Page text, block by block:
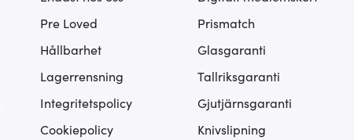
Pre Loved
Hållbarhet
Lagerrensning
Integritetspolicy
Cookiepolicy
Prismatch
Glasgaranti
Tallriksgaranti
Gjutjärnsgaranti
Knivslipning